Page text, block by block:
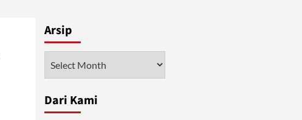
Arsip
Dari Kami